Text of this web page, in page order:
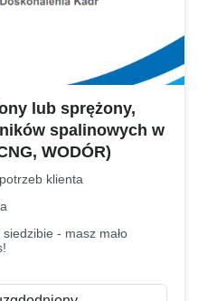
lub sprężony,
spalinowych w
WODÓR)
klienta
- masz mało